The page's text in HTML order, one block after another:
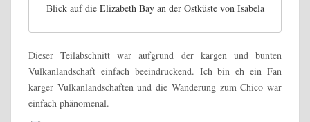
Blick auf die Elizabeth Bay⁩⁦ an der Ostküste von Isabela
Dieser Teilabschnitt war aufgrund der kargen und bunten
Vulkanlandschaft einfach beeindruckend. Ich bin eh ein Fan
karger Vulkanlandschaften und die Wanderung zum Chico war
einfach phänomenal.